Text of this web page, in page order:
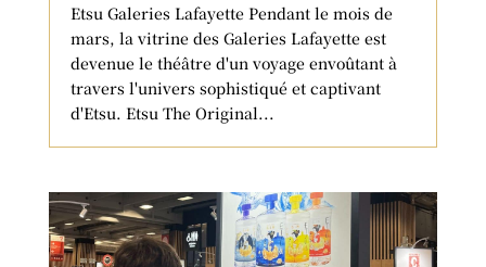
Etsu Galeries Lafayette Pendant le mois de
mars, la vitrine des Galeries Lafayette est
devenue le théâtre d'un voyage envoûtant à
travers l'univers sophistiqué et captivant
d'Etsu. Etsu The Original...